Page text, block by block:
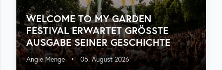
WELCOME TO MY GARDEN
FESTIVAL ERWARTET GRÖSSTE A
USGABE SEINER GESCHICHTE
Angie Menge • 05. August 2026